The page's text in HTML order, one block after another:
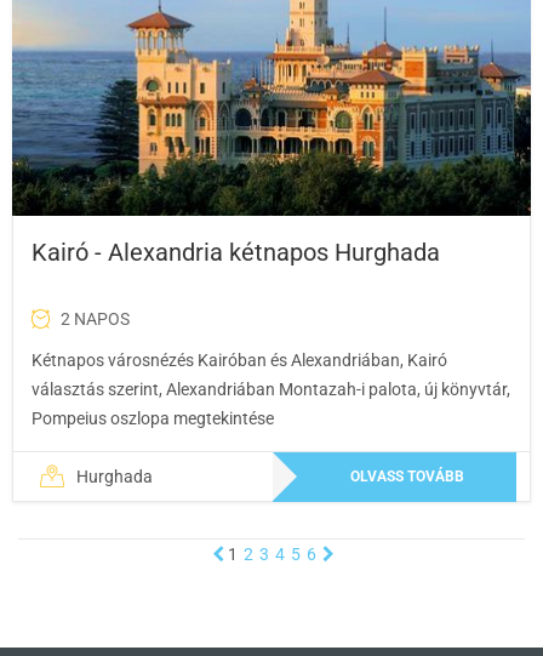
Kairó - Alexandria kétnapos Hurghada
2 NAPOS
Kétnapos városnézés Kairóban és Alexandriában, Kairó
választás szerint, Alexandriában Montazah-i palota, új könyvtár,
Pompeius oszlopa megtekintése
Hurghada OLVASS TOVÁBB
1 2 3 4 5 6